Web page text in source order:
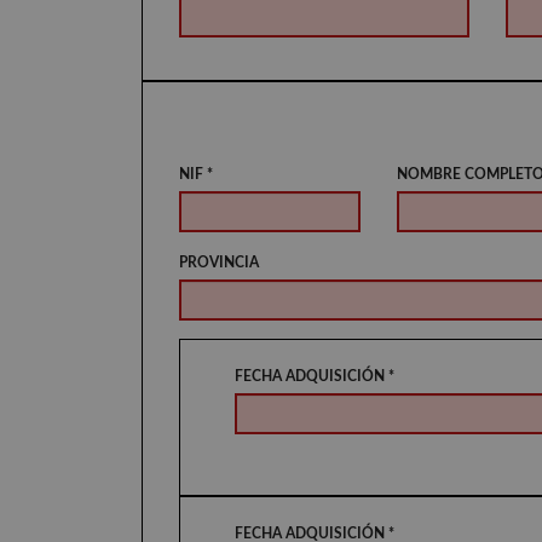
NIF * NOMBRE
PROVINCIA
FECHA ADQUISICIÓN *
FECHA ADQUISICIÓN *